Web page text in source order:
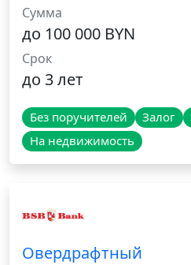
Сумма
до 100 000 BYN
Срок
до 3 лет
Без поручителей Залог
На недвижимость
Овердрафтный